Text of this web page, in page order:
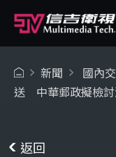
新聞 國內
送 中華郵政擬檢討
返回